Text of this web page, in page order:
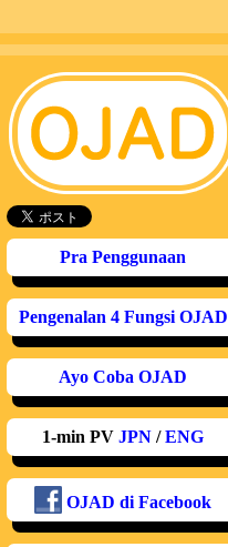
Pra Penggunaan
Pengenalan 4 Fungsi OJAD
Ayo Coba OJAD
1-min PV JPN /ENG
OJAD di Facebook